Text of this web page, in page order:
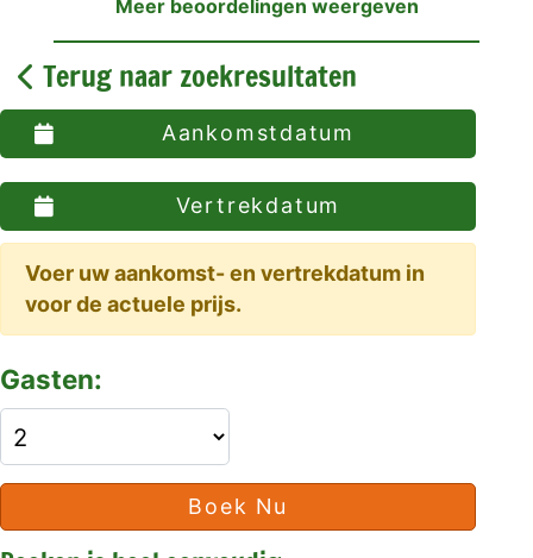
Meer beoordelingen weergeven
Terug naar zoekresultaten
Aankomstdatum
Vertrekdatum
Voer uw aankomst- en vertrekdatum in
voor de actuele prijs.
Gasten:
Boek Nu